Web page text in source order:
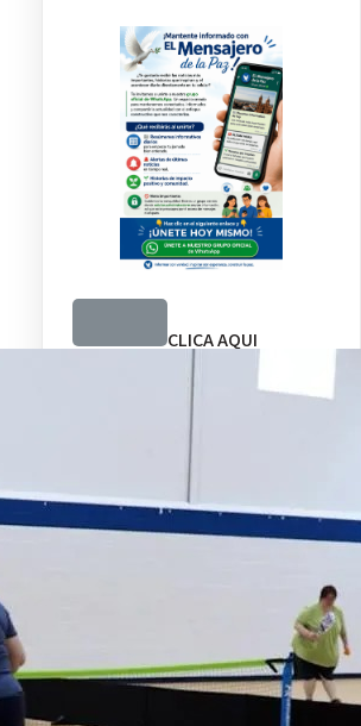
CLICA AQUI
Recent Posts
CUANDO LA
NATURALEZA RUGE –
DIOS, EL HOMBRE Y LA
INTELIGENCIA
ARTIFICIAL (IX): EL